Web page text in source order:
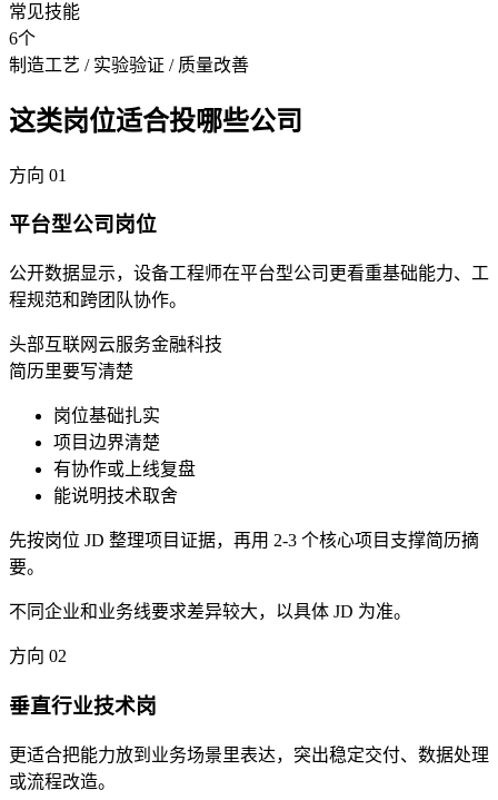
常见技能
6个
制造工艺 / 实验验证 / 质量改善
这类岗位适合投哪些公司
方向 01
平台型公司岗位
公开数据显示，设备工程师在平台型公司更看重基础能力、工
程规范和跨团队协作。
头部互联网云服务金融科技
简历里要写清楚
岗位基础扎实
项目边界清楚
有协作或上线复盘
能说明技术取舍
先按岗位 JD 整理项目证据，再用 2-3 个核心项目支撑简历摘
要。
不同企业和业务线要求差异较大，以具体 JD 为准。
方向 02
垂直行业技术岗
更适合把能力放到业务场景里表达，突出稳定交付、数据处理
或流程改造。